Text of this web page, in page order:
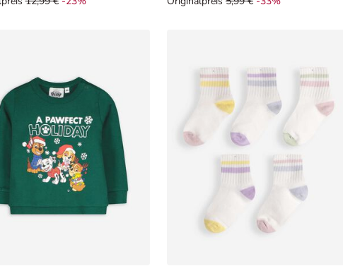
12,99 €, Rabat -23% Originalpreis 5,99 €, Rabat -33%